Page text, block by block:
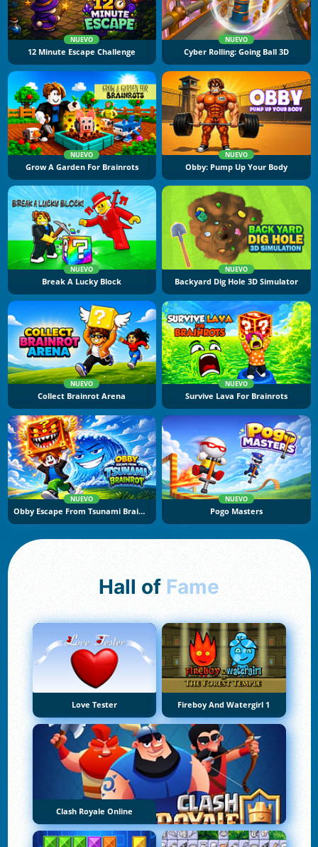
NUEVO
12 Minute Escape Challenge
NUEVO
Cyber Rolling: Going Ball 3D
NUEVO
Grow A Garden For Brainrots
NUEVO
Obby: Pump Up Your Body
NUEVO
Break A Lucky Block
NUEVO
Backyard Dig Hole 3D Simulator
NUEVO
Collect Brainrot Arena
NUEVO
Survive Lava For Brainrots
NUEVO
Obby Escape From Tsunami Brainrot
NUEVO
Pogo Masters
Hall of Fame
Love Tester Fireboy And Watergirl 1
Clash Royale Online